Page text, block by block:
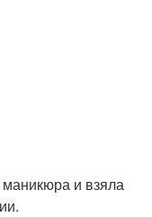
и взяла